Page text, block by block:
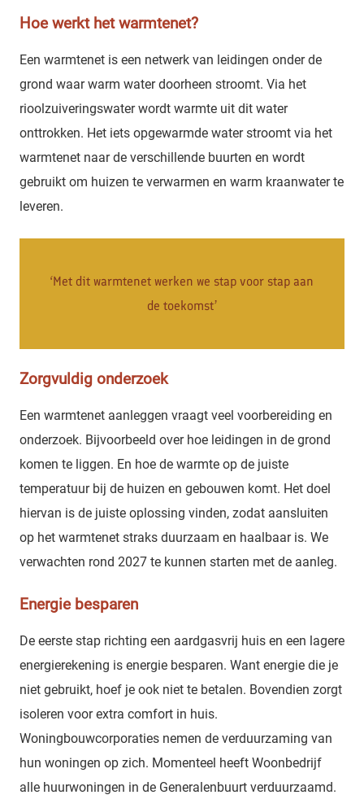
Hoe werkt het warmtenet?
Een warmtenet is een netwerk van leidingen onder de
grond waar warm water doorheen stroomt. Via het
rioolzuiveringswater wordt warmte uit dit water
onttrokken. Het iets opgewarmde water stroomt via het
warmtenet naar de verschillende buurten en wordt
gebruikt om huizen te verwarmen en warm kraanwater te
leveren.
‘Met dit warmtenet werken we stap voor stap aan
de toekomst’
Zorgvuldig onderzoek
Een warmtenet aanleggen vraagt veel voorbereiding en
onderzoek. Bijvoorbeeld over hoe leidingen in de grond
komen te liggen. En hoe de warmte op de juiste
temperatuur bij de huizen en gebouwen komt. Het doel
hiervan is de juiste oplossing vinden, zodat aansluiten
op het warmtenet straks duurzaam en haalbaar is. We
verwachten rond 2027 te kunnen starten met de aanleg.
Energie besparen
De eerste stap richting een aardgasvrij huis en een lagere
energierekening is energie besparen. Want energie die je
niet gebruikt, hoef je ook niet te betalen. Bovendien zorgt
isoleren voor extra comfort in huis.
Woningbouwcorporaties nemen de verduurzaming van
hun woningen op zich. Momenteel heeft Woonbedrijf
alle huurwoningen in de Generalenbuurt verduurzaamd.